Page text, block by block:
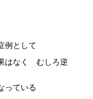
例として
はなく
むしろ逆
っている